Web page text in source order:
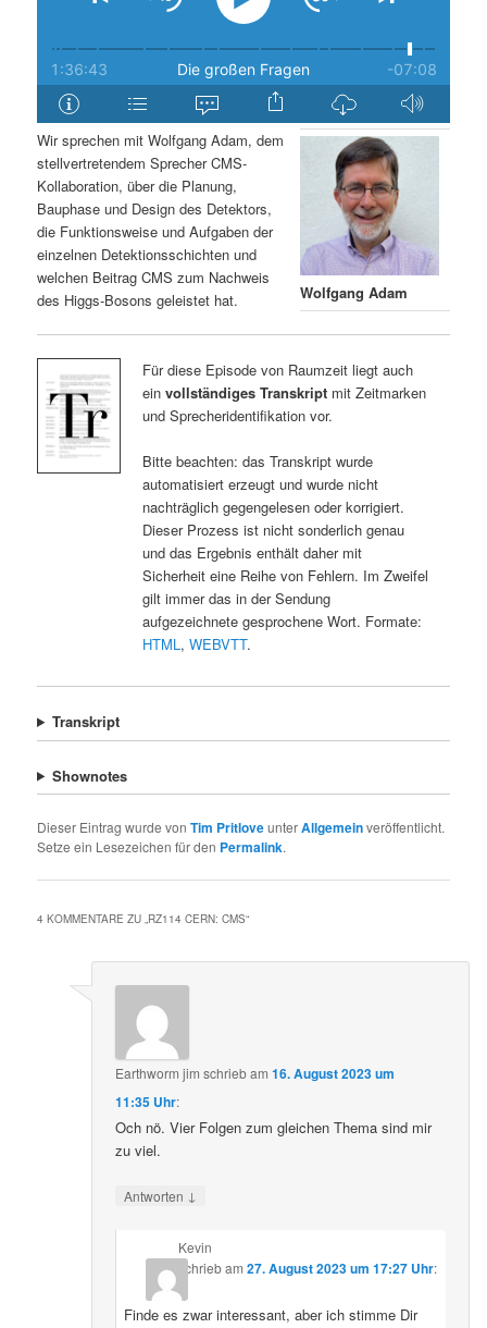
n
g
e
n
r
i
n
g
e
Wolfgang Adam
Wir sprechen mit Wolfgang Adam, dem
stellvertretendem Sprecher CMS-
Kollaboration, über die Planung,
Bauphase und Design des Detektors,
die Funktionsweise und Aufgaben der
einzelnen Detektionsschichten und
welchen Beitrag CMS zum Nachweis
des Higgs-Bosons geleistet hat.
Für diese Episode von Raumzeit liegt auch
ein vollständiges Transkriptmit Zeitmarken
und Sprecheridentifikation vor.
Bitte beachten: das Transkript wurde
automatisiert erzeugt und wurde nicht
nachträglich gegengelesen oder korrigiert.
Dieser Prozess ist nicht sonderlich genau
und das Ergebnis enthält daher mit
Sicherheit eine Reihe von Fehlern. Im Zweifel
gilt immer das in der Sendung
aufgezeichnete gesprochene Wort. Formate:
HTML, WEBVTT.
Transkript
Shownotes
Dieser Eintrag wurde vonTim PritloveunterAllgemeinveröffentlicht.
Setze ein Lesezeichen für den Permalink.
4 KOMMENTARE ZU „ RZ114 CERN: CMS“
Earthworm jim schriebam16. August 2023 um
11:35 Uhr:
Och nö. Vier Folgen zum gleichen Thema sind mir
zu viel.
Antworten ↓
Kevin
schriebam 27. August 2023 um 17:27 Uhr:
Finde es zwar interessant, aber ich stimme Dir